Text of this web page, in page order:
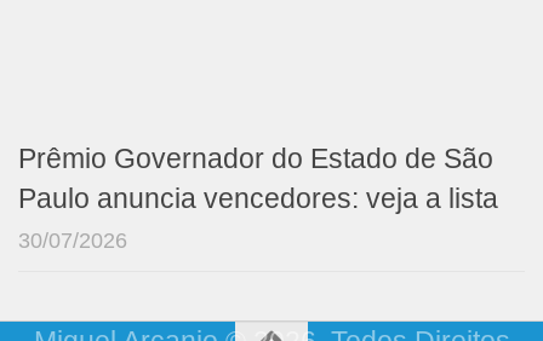
Prêmio Governador do Estado de São
Paulo anuncia vencedores: veja a lista
30/07/2026